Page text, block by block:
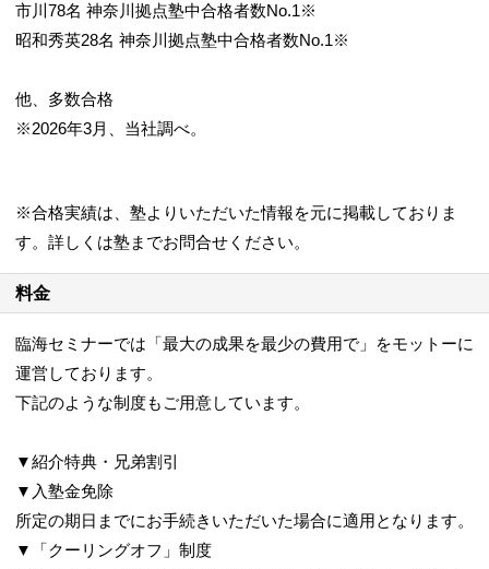
市川78名 神奈川拠点塾中合格者数No.1※
昭和秀英28名 神奈川拠点塾中合格者数No.1※
他、多数合格
※2026年3月、当社調べ。
※合格実績は、塾よりいただいた情報を元に掲載しておりま
す。詳しくは塾までお問合せください。
料金
臨海セミナーでは「最大の成果を最少の費用で」をモットーに
運営しております。
下記のような制度もご用意しています。
▼紹介特典・兄弟割引
▼入塾金免除
所定の期日までにお手続きいただいた場合に適用となります。
▼「クーリングオフ」制度